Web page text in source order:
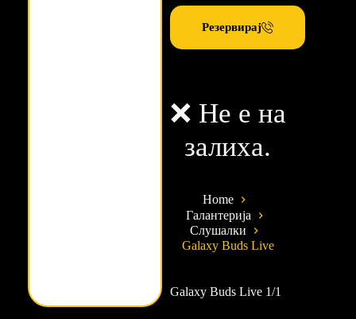
Резервирај
❌ Не е на
залиха.
Home
Галантерија
Слушалки
Galaxy Buds Live
Galaxy Buds Live 1/1